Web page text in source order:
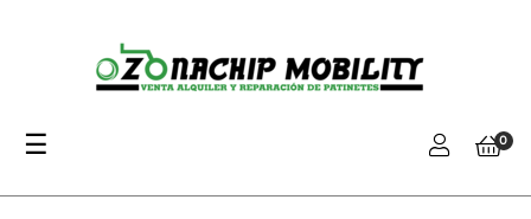
Navegación
palanca
☰ 0